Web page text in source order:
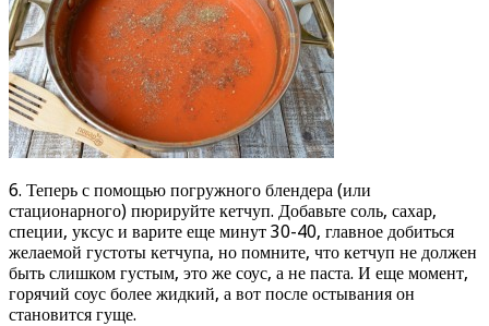
6. Теперь с помощью погружного блендера (или
стационарного) пюрируйте кетчуп. Добавьте соль, сахар,
специи, уксус и варите еще минут 30-40, главное добиться
желаемой густоты кетчупа, но помните, что кетчуп не должен
быть слишком густым, это же соус, а не паста. И еще момент,
горячий соус более жидкий, а вот после остывания он
становится гуще.